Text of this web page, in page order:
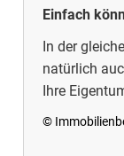
Einfach
In der
natürlich
Ihre
©